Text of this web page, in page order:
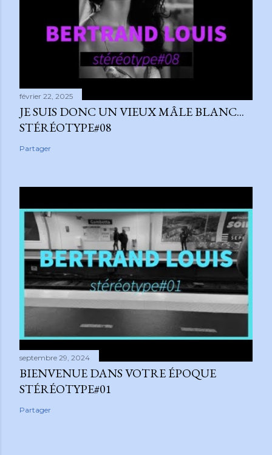
février 22, 2025
JE SUIS DONC UN VIEUX MÂLE BLANC...
STÉRÉOTYPE#08
Partager
septembre 29, 2024
BIENVENUE DANS VOTRE ÉPOQUE
STÉRÉOTYPE#01
Partager